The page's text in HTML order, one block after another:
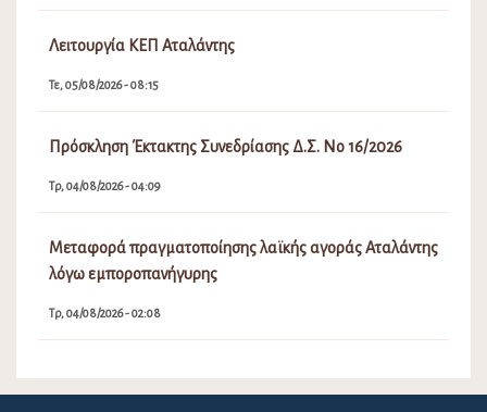
Λειτουργία ΚΕΠ Αταλάντης
Τε, 05/08/2026 - 08:15
Πρόσκληση Έκτακτης Συνεδρίασης Δ.Σ. Νο 16/2026
Τρ, 04/08/2026 - 04:09
Μεταφορά πραγματοποίησης λαϊκής αγοράς Αταλάντης
λόγω εμποροπανήγυρης
Τρ, 04/08/2026 - 02:08